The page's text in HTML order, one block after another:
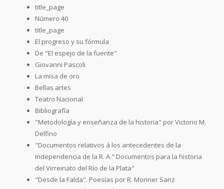
title_page
Número 40
title_page
El progreso y su fórmula
De "El espejo de la fuente"
Giovanni Pascoli
La misa de oro
Bellas artes
Teatro Nacional
Bibliografía
"Metodología y enseñanza de la historia" por Victorio M.
Delfino
"Documentos relativos á los antecedentes de la
Independencia de la R. A." Documentos para la historia
del Virreinato del Río de la Plata"
"Desde la Falda". Poesías por R. Monner Sanz